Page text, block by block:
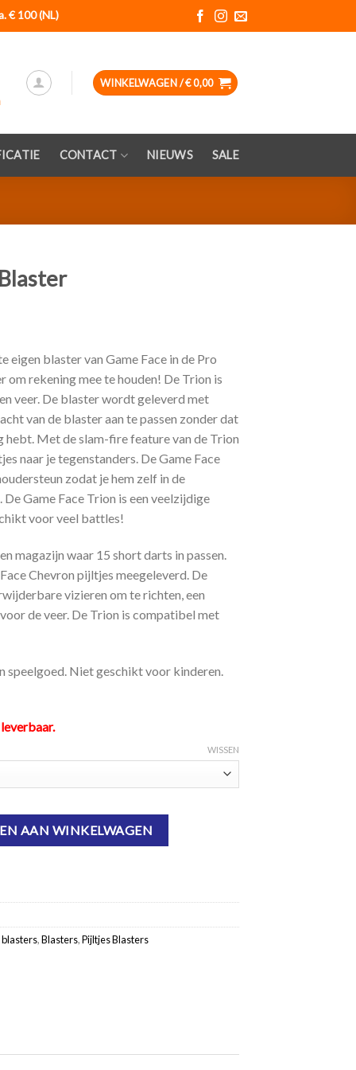
€ 100 (NL)
WINKELWAGEN /€0,00
CONTACT NIEUWS SALE
eigen blaster van Game Face in de Pro
om rekening mee te houden! De Trion is
veer. De blaster wordt geleverd met
van de blaster aan te passen zonder dat
hebt. Met de slam-fire feature van de Trion
naar je tegenstanders. De Game Face
zodat je hem zelf in de
Game Face Trion is een veelzijdige
voor veel battles!
magazijn waar 15 short darts in passen.
Chevron pijltjes meegeleverd. De
vizieren om te richten, een
de veer. De Trion is compatibel met
speelgoed. Niet geschikt voor kinderen.
WISSEN
AAN WINKELWAGEN
,Blasters,Pijltjes Blasters